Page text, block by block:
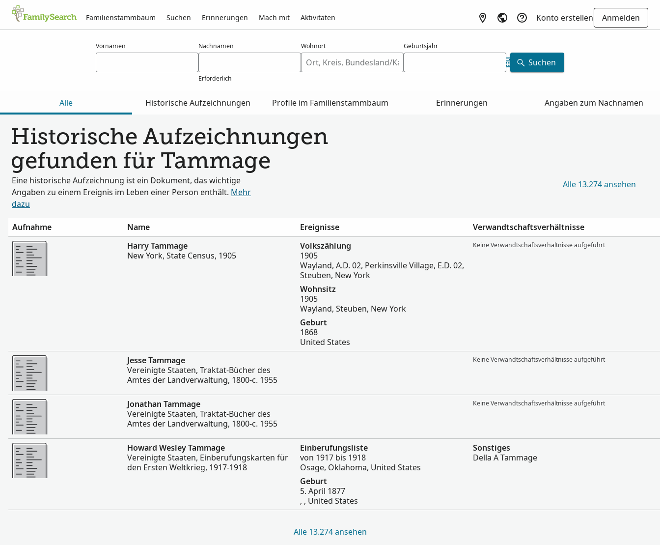
Familienstammbaum Suchen Erinnerungen Mach mit Aktivitäten Konto erstellen
Anmelden
Vornamen Nachnamen
Erforderlich
Wohnort Geburtsjahr
Suchen
Alle Historische Aufzeichnungen Profile im Familienstammbaum Erinnerungen Angaben zum Nachnamen
Historische Aufzeichnungen
gefunden für Tammage
Eine historische Aufzeichnung ist ein Dokument, das wichtige
Angaben zu einem Ereignis im Leben einer Person enthält. Mehr
dazu
Alle 13.274 ansehen
Aufnahme Name Ereignisse
Verwandtschaftsverhältnisse
Mehr
Harry Tammage
New York, State Census, 1905
Volkszählung
1905
Wayland, A.D. 02, Perkinsville Village, E.D. 02,
Steuben, New York
Wohnsitz
1905
Wayland, Steuben, New York
Geburt
1868
United States
Keine Verwandtschaftsverhältnisse aufgeführt
Mehr
Jesse Tammage
Vereinigte Staaten, Traktat-Bücher des
Amtes der Landverwaltung, 1800-c. 1955
Keine Verwandtschaftsverhältnisse aufgeführt
Mehr
Jonathan Tammage
Vereinigte Staaten, Traktat-Bücher des
Amtes der Landverwaltung, 1800-c. 1955
Keine Verwandtschaftsverhältnisse aufgeführt
Mehr
Howard Wesley Tammage
Vereinigte Staaten, Einberufungskarten für
den Ersten Weltkrieg, 1917-1918
Einberufungsliste
von 1917 bis 1918
Osage, Oklahoma, United States
Geburt
5. April 1877
, , United States
Sonstiges
Della A Tammage
Alle 13.274 ansehen